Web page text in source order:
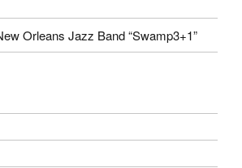
Orleans Jazz Band “Swamp3+1”